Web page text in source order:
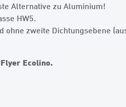
Alternative zu Aluminium!
HW5.
zweite Dichtungsebene
Ecolino.